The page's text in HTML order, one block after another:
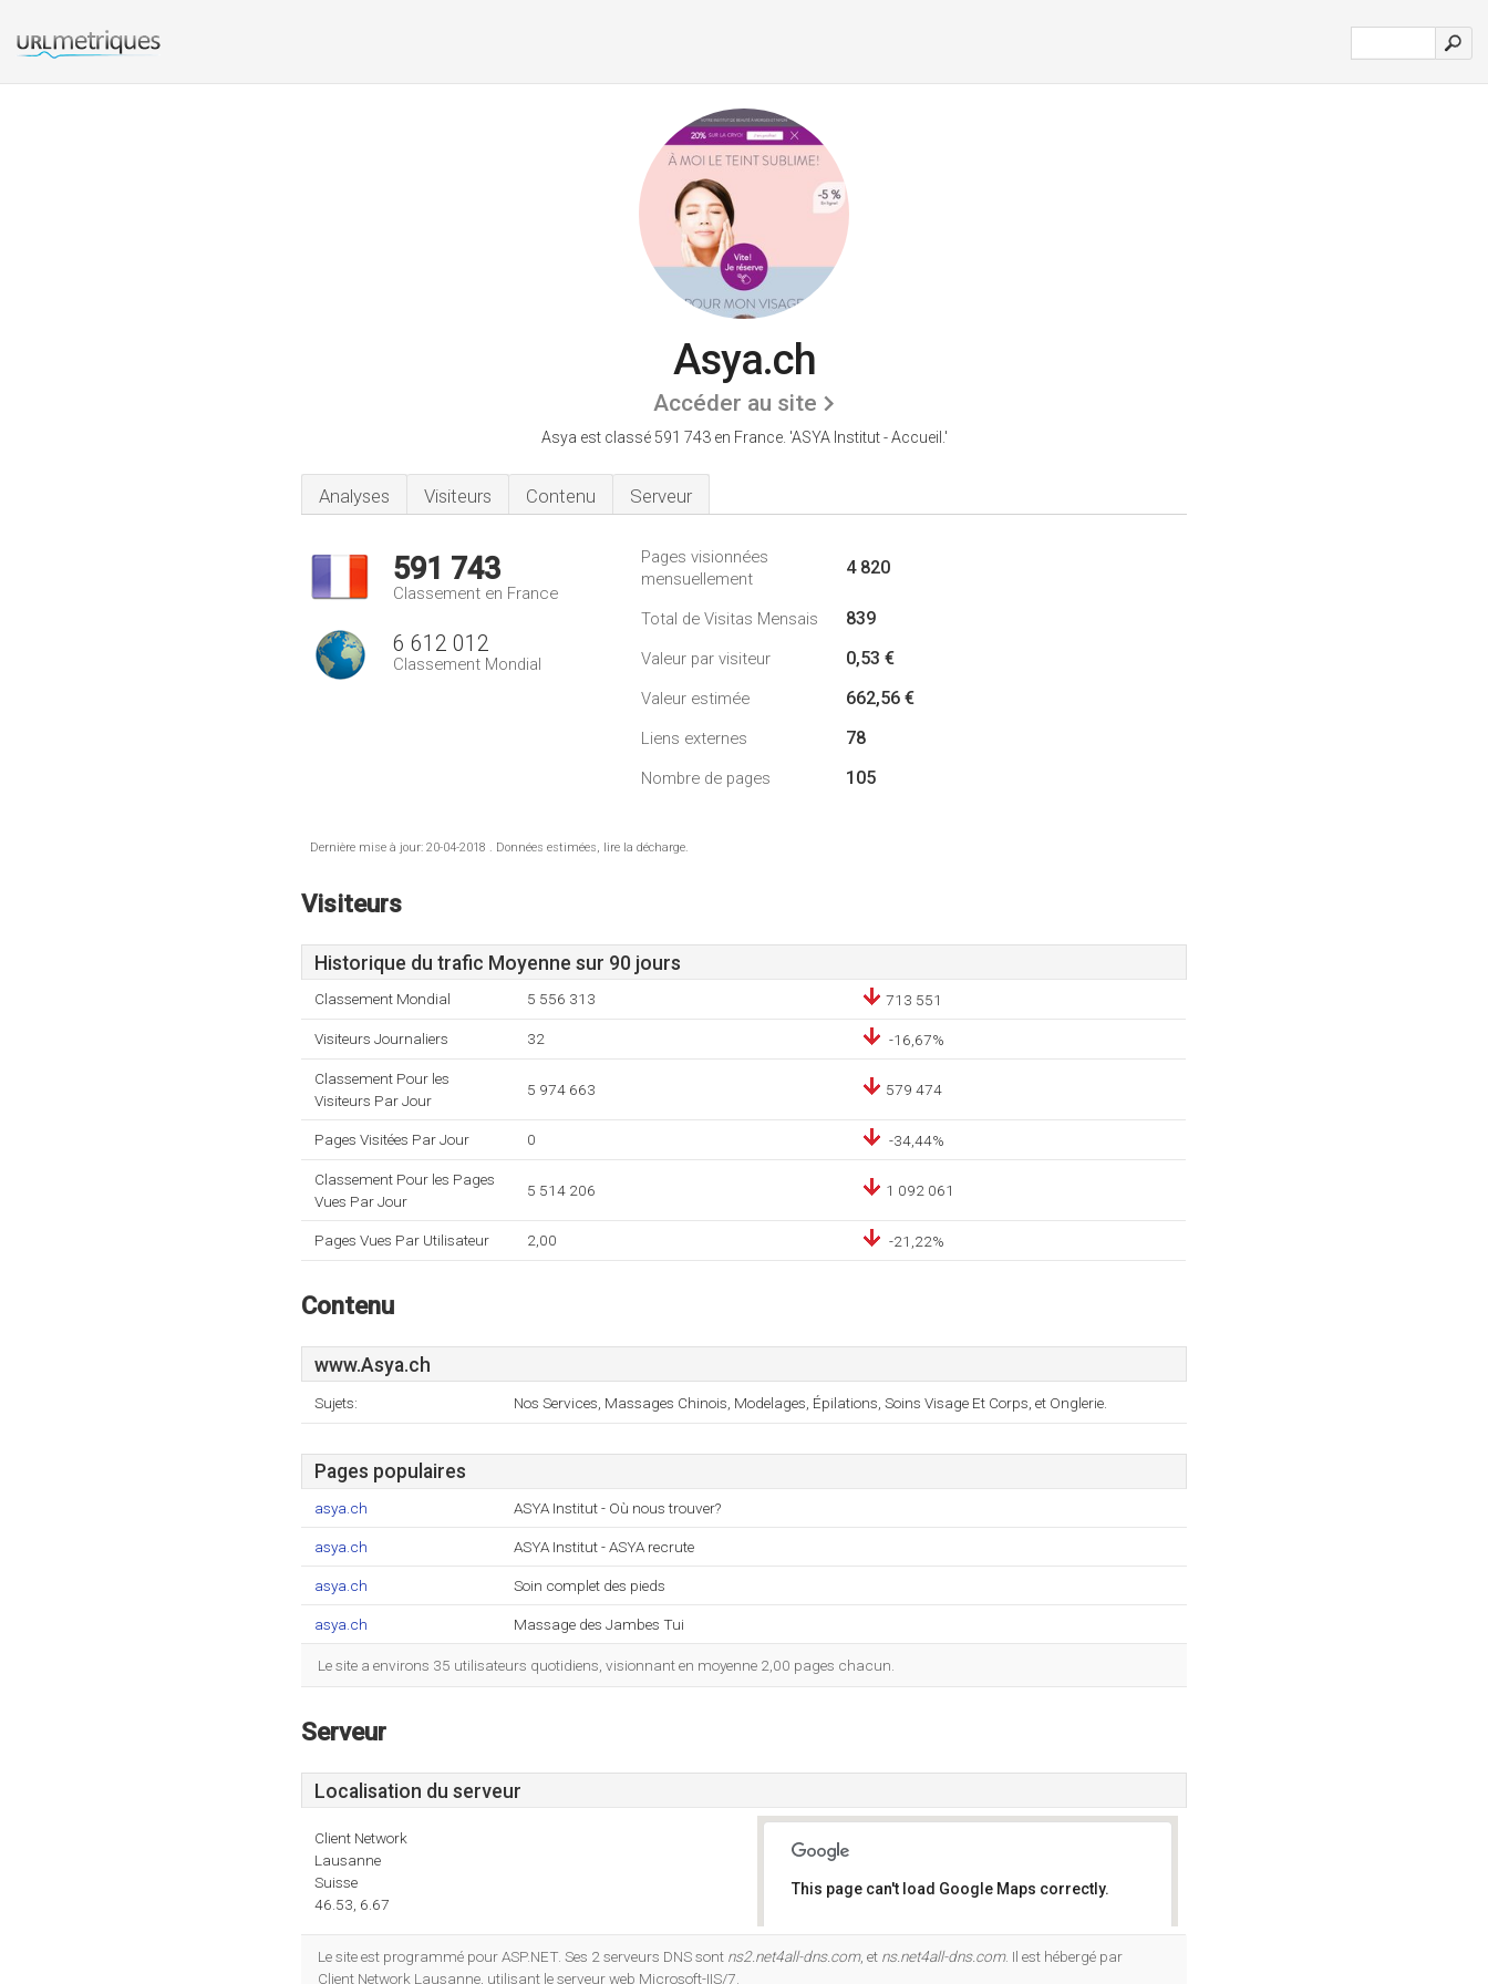
Asya.ch
Accéder au site
Asya est classé 591 743 en France. 'ASYA Institut - Accueil.'
Analyses Visiteurs Contenu Serveur
591 743
Classement en France
6 612 012
Classement Mondial
Pages visionnées
mensuellement
4 820
Total de Visitas Mensais 839
Valeur par visiteur 0,53 €
Valeur estimée 662,56 €
Liens externes 78
Nombre de pages 105
Dernière mise à jour: 20-04-2018 . Données estimées, lire la décharge.
Visiteurs
Historique du trafic Moyenne sur 90 jours
Classement Mondial 5 556 313 713 551
Visiteurs Journaliers 32 -16,67%
Classement Pour les
Visiteurs Par Jour
5 974 663 579 474
Pages Visitées Par Jour 0 -34,44%
Classement Pour les Pages
Vues Par Jour
5 514 206 1 092 061
Pages Vues Par Utilisateur 2,00 -21,22%
Contenu
www.Asya.ch
Sujets: Nos Services, Massages Chinois, Modelages, Épilations, Soins Visage Et Corps, et Onglerie.
Pages populaires
asya.ch ASYA Institut - Où nous trouver?
asya.ch ASYA Institut - ASYA recrute
asya.ch Soin complet des pieds
asya.ch Massage des Jambes Tui
Le site a environs 35 utilisateurs quotidiens, visionnant en moyenne 2,00 pages chacun.
Serveur
Localisation du serveur
Client Network
Lausanne
Suisse
46.53, 6.67
This page can't load Google Maps correctly.
Le site est programmé pour ASP.NET. Ses 2 serveurs DNS sont ns2.net4all-dns.com, et ns.net4all-dns.com. Il est hébergé par
Client Network Lausanne, utilisant le serveur web Microsoft-IIS/7.